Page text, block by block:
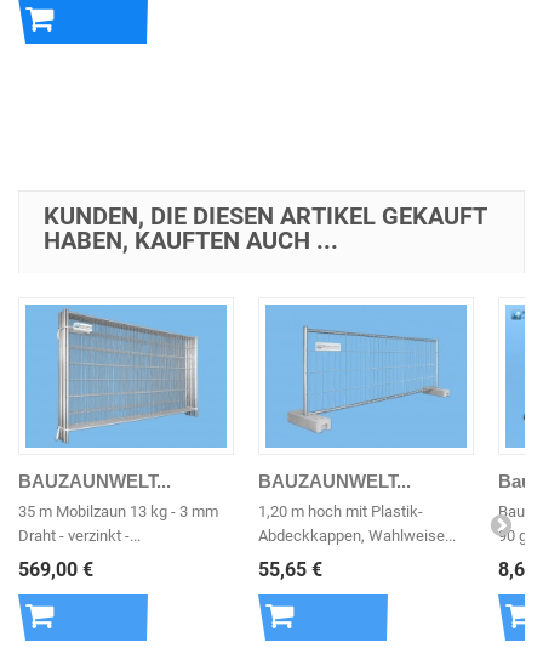
KUNDEN, DIE DIESEN ARTIKEL GEKAUFT
HABEN, KAUFTEN AUCH ...
BAUZAUNWELT...
35 m Mobilzaun 13 kg - 3 mm
Draht - verzinkt -...
569,00 €
BAUZAUNWELT...
1,20 m hoch mit Plastik-
Abdeckkappen, Wahlweise...
55,65 €
90 g/
8,62